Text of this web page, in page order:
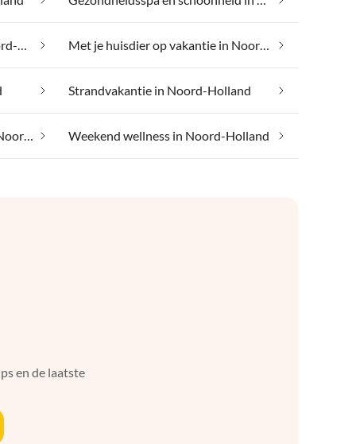
Met je hond op vakantie in Noord-Holland Met je huisdier op vakantie in Noord-Holland
Strandvakantie in Noord-Holland
Vakantiedorpen en -resorts in Noord-Holland Weekend wellness in Noord-Holland
en de laatste